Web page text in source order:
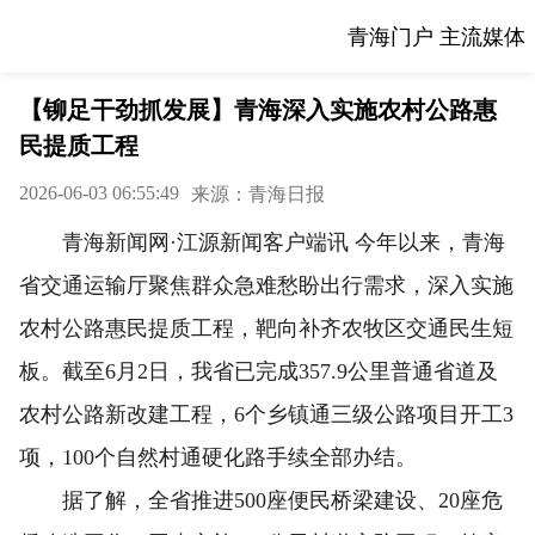
青海门户 主流媒体
【铆足干劲抓发展】青海深入实施农村公路惠
民提质工程
2026-06-03 06:55:49 来源：青海日报
青海新闻网·江源新闻客户端讯 今年以来，青海
省交通运输厅聚焦群众急难愁盼出行需求，深入实施
农村公路惠民提质工程，靶向补齐农牧区交通民生短
板。截至6月2日，我省已完成357.9公里普通省道及
农村公路新改建工程，6个乡镇通三级公路项目开工3
项，100个自然村通硬化路手续全部办结。
据了解，全省推进500座便民桥梁建设、20座危